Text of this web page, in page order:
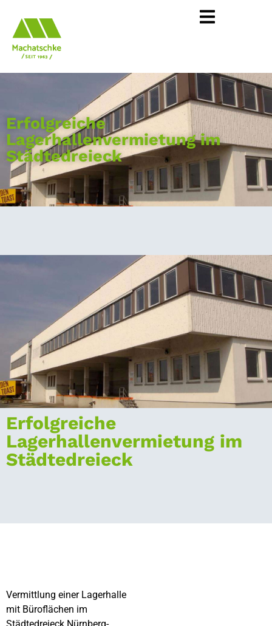
Erfolgreiche
Lagerhallenvermietung im
Städtedreieck
Erfolgreiche
Lagerhallenvermietung im
Städtedreieck
Vermittlung einer Lagerhalle
mit Büroflächen im